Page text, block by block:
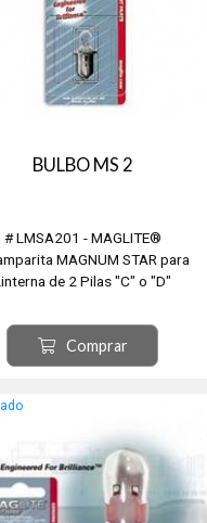
BULBO MS 2
# LMSA201 - MAGLITE®
MAGNUM STAR para
de 2 Pilas "C" o "D"
Comprar